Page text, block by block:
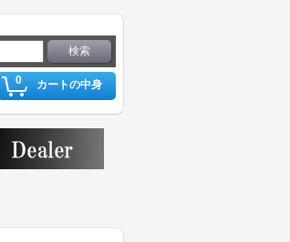
0 カートの中身